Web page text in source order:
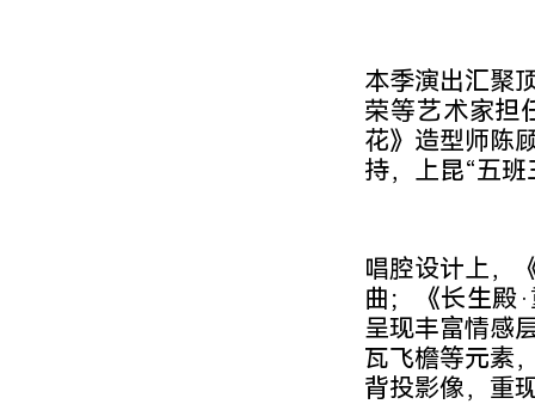
本季演出汇聚
荣等艺术家担
花》造型师陈
持，上昆“五
唱腔设计上，
曲；《长生殿
呈现丰富情感
瓦飞檐等元素
背投影像，重